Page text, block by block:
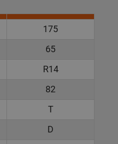
175
65
R14
82
T
D